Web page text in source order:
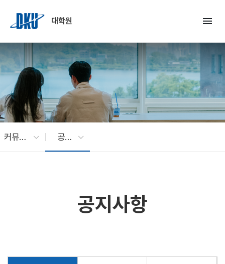
대학원
menu
커뮤니티 공지사항
공지사항